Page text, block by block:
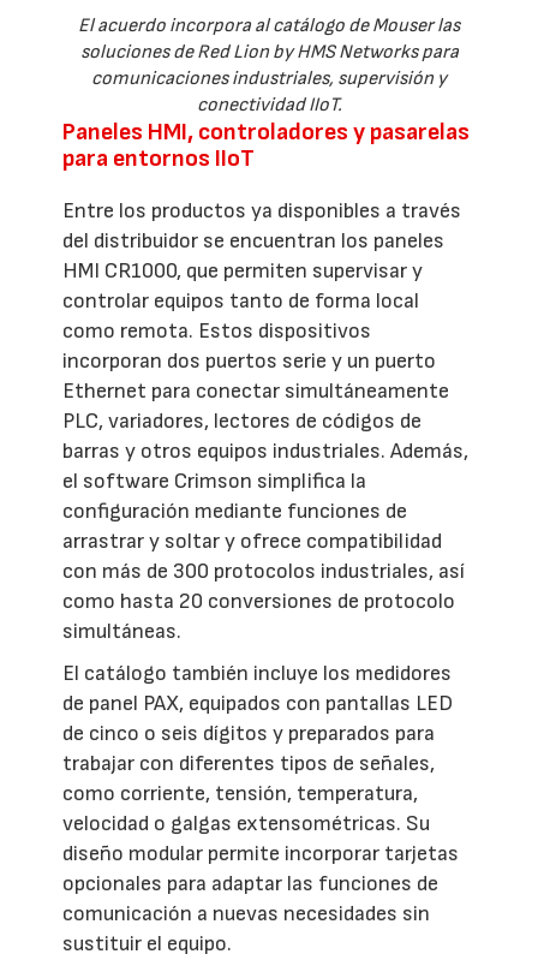
El acuerdo incorpora al catálogo de Mouser las
soluciones de Red Lion by HMS Networks para
comunicaciones industriales, supervisión y
conectividad IIoT.
Paneles HMI, controladores y pasarelas
para entornos IIoT
Entre los productos ya disponibles a través
del distribuidor se encuentran los paneles
HMI CR1000, que permiten supervisar y
controlar equipos tanto de forma local
como remota. Estos dispositivos
incorporan dos puertos serie y un puerto
Ethernet para conectar simultáneamente
PLC, variadores, lectores de códigos de
barras y otros equipos industriales. Además,
el software Crimson simplifica la
configuración mediante funciones de
arrastrar y soltar y ofrece compatibilidad
con más de 300 protocolos industriales, así
como hasta 20 conversiones de protocolo
simultáneas.
El catálogo también incluye los medidores
de panel PAX, equipados con pantallas LED
de cinco o seis dígitos y preparados para
trabajar con diferentes tipos de señales,
como corriente, tensión, temperatura,
velocidad o galgas extensométricas. Su
diseño modular permite incorporar tarjetas
opcionales para adaptar las funciones de
comunicación a nuevas necesidades sin
sustituir el equipo.